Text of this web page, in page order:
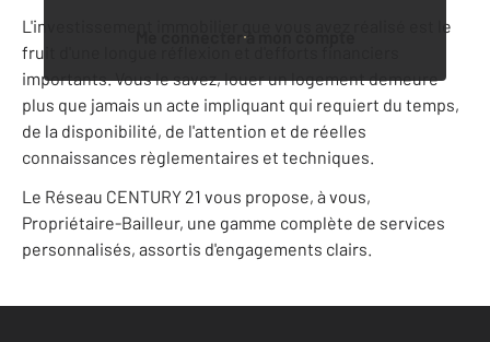
Me connecter à mon compte
L'investissement immobilier que vous avez réalisé est le
fruit d'une longue réflexion et d'efforts financiers
importants. Vous le savez, louer un logement demeure
plus que jamais un acte impliquant qui requiert du temps,
de la disponibilité, de l'attention et de réelles
connaissances règlementaires et techniques.
Le Réseau CENTURY 21 vous propose, à vous,
Propriétaire-Bailleur, une gamme complète de services
personnalisés, assortis d'engagements clairs.